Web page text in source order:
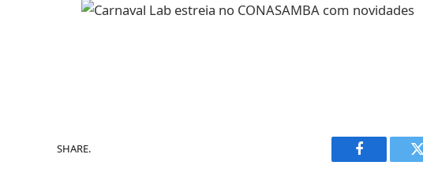
SHARE.
Facebook